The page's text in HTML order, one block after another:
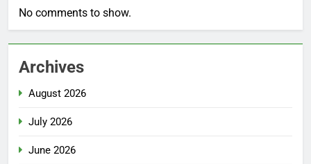
No comments to show.
Archives
August 2026
July 2026
June 2026